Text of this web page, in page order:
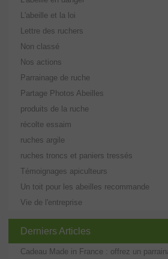
L'abeille et la loi
Lettre des ruchers
Non classé
Nos actions
Parrainage de ruche
Partage Photos Abeilles
produits de la ruche
récolte essaim
ruches argile
ruches troncs et paniers tressés
Témoignages apiculteurs
Un toit pour les abeilles recommande
Vie de l'entreprise
Derniers Articles
Cadeau Made in France : offrez un